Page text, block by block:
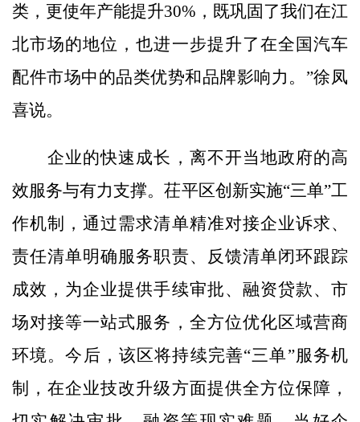
类，更使年产能提升30%，既巩固了我们在江
北市场的地位，也进一步提升了在全国汽车
配件市场中的品类优势和品牌影响力。”徐凤
喜说。
企业的快速成长，离不开当地政府的高
效服务与有力支撑。茌平区创新实施“三单”工
作机制，通过需求清单精准对接企业诉求、
责任清单明确服务职责、反馈清单闭环跟踪
成效，为企业提供手续审批、融资贷款、市
场对接等一站式服务，全方位优化区域营商
环境。今后，该区将持续完善“三单”服务机
制，在企业技改升级方面提供全方位保障，